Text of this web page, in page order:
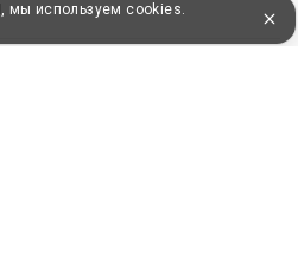
мы используем cookies.